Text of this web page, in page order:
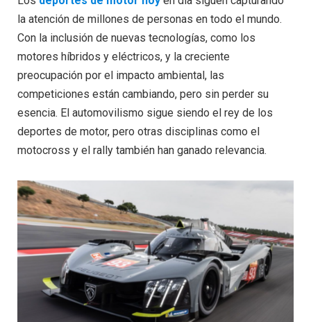
la atención de millones de personas en todo el mundo.
Con la inclusión de nuevas tecnologías, como los
motores híbridos y eléctricos, y la creciente
preocupación por el impacto ambiental, las
competiciones están cambiando, pero sin perder su
esencia. El automovilismo sigue siendo el rey de los
deportes de motor, pero otras disciplinas como el
motocross y el rally también han ganado relevancia.